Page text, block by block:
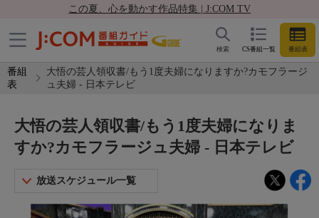
この夏、心を動かす作品特集 | J:COM TV
CS番組一覧 番組表
検索
番組
表
大悟の芸人領収書/もう1度夫婦になりますか?カモフラージ
ュ夫婦 - 日本テレビ
大悟の芸人領収書/もう1度夫婦になりま
すか?カモフラージュ夫婦 - 日本テレビ
放送スケジュール一覧